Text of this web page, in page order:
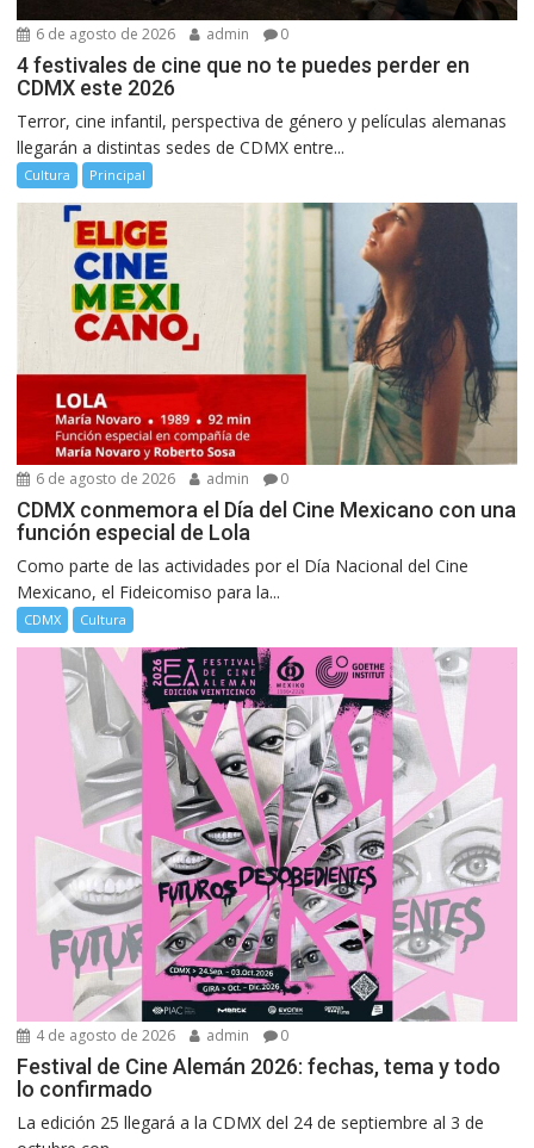
6 de agosto de 2026 admin 0
4 festivales de cine que no te puedes perder en
CDMX este 2026
Terror, cine infantil, perspectiva de género y películas alemanas
llegarán a distintas sedes de CDMX entre...
Cultura Principal
6 de agosto de 2026 admin 0
CDMX conmemora el Día del Cine Mexicano con una
función especial de Lola
Como parte de las actividades por el Día Nacional del Cine
Mexicano, el Fideicomiso para la...
CDMX Cultura
4 de agosto de 2026 admin 0
Festival de Cine Alemán 2026: fechas, tema y todo
lo confirmado
La edición 25 llegará a la CDMX del 24 de septiembre al 3 de